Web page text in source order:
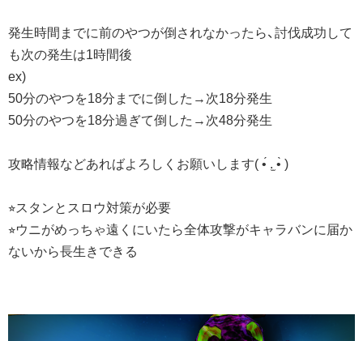
発生時間までに前のやつが倒されなかったら、討伐成功して
も次の発生は1時間後
ex)
50分のやつを18分までに倒した→次18分発生
50分のやつを18分過ぎて倒した→次48分発生
攻略情報などあればよろしくお願いします( •́ .̫ •̀ )
⭐︎スタンとスロウ対策が必要
⭐︎ウニがめっちゃ遠くにいたら全体攻撃がキャラバンに届か
ないから長生きできる